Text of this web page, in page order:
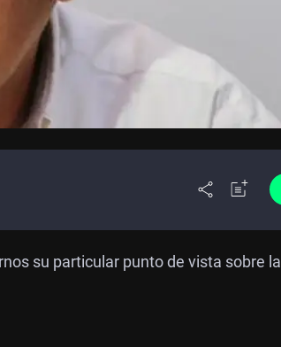
su particular punto de vista sobre la